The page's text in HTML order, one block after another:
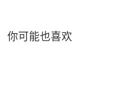
你可能也喜欢